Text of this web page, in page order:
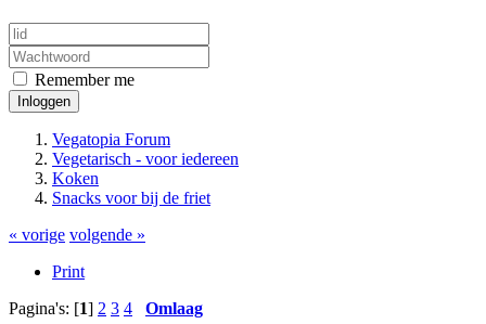
Remember me
Inloggen
Vegatopia Forum
Vegetarisch - voor iedereen
Koken
Snacks voor bij de friet
« vorige volgende »
Print
Pagina's: [1] 2 3 4 Omlaag